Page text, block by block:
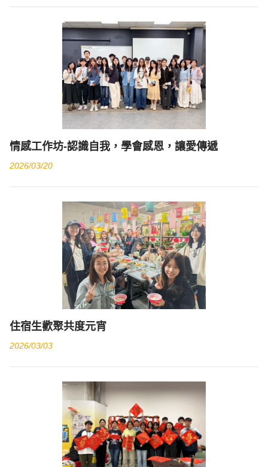
​情感工作坊-認識自我，學會感恩，讓愛傳遞
2026/03/20
住宿生歡聚共度元宵
2026/03/03